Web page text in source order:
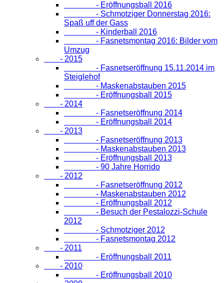
- Eröffnungsball 2016
- Schmotziger Donnerstag 2016:
Spaß uff der Gass
- Kinderball 2016
- Fasnetsmontag 2016: Bilder vom
Umzug
- 2015
- Fasnetseröffnung 15.11.2014 im
Steiglehof
- Maskenabstauben 2015
- Eröffnungsball 2015
- 2014
- Fasnetseröffnung 2014
- Eröffnungsball 2014
- 2013
- Fasnetseröffnung 2013
- Maskenabstauben 2013
- Eröffnungsball 2013
- 90 Jahre Horrido
- 2012
- Fasnetseröffnung 2012
- Maskenabstauben 2012
- Eröffnungsball 2012
- Besuch der Pestalozzi-Schule
2012
- Schmotziger 2012
- Fasnetsmontag 2012
- 2011
- Eröffnungsball 2011
- 2010
- Eröffnungsball 2010